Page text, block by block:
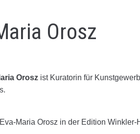
Orosz
Orosz ist Kuratorin für
Maria Orosz in der Edition Winkler-